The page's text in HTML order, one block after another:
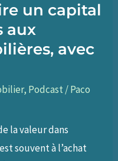
un capital
aux
avec
, Podcast /Paco
la valeur dans
souvent à l’achat